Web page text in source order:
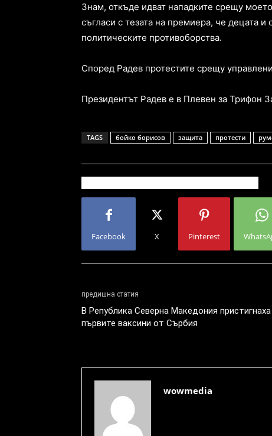
Знам, откъде идват нападките срещу
съгласи с тезата на премиера, че децата
политическите противоборства.
Според Радев протестите срещу
Президентът Радев е в Плевен за Трифон
TAGS бойко борисов защита протести
Facebook X Pinterest
предишна статия
В Република Северна Македония пристигнаха
първите ваксини от Сърбия
wowmedia